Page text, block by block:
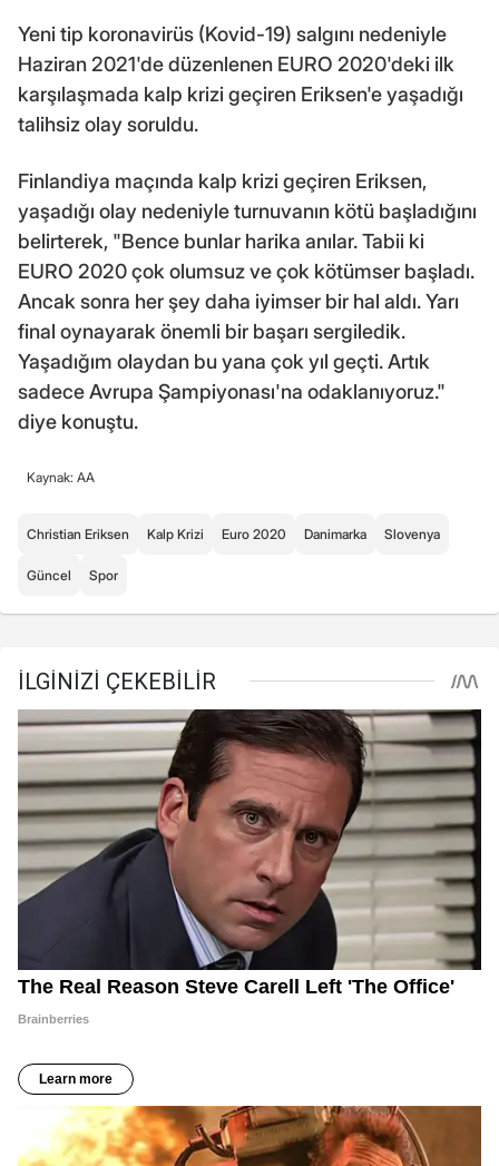
Yeni tip koronavirüs (Kovid-19) salgını nedeniyle
Haziran 2021'de düzenlenen EURO 2020'deki ilk
karşılaşmada kalp krizi geçiren Eriksen'e yaşadığı
talihsiz olay soruldu.
Finlandiya maçında kalp krizi geçiren Eriksen,
yaşadığı olay nedeniyle turnuvanın kötü başladığını
belirterek, "Bence bunlar harika anılar. Tabii ki
EURO 2020 çok olumsuz ve çok kötümser başladı.
Ancak sonra her şey daha iyimser bir hal aldı. Yarı
final oynayarak önemli bir başarı sergiledik.
Yaşadığım olaydan bu yana çok yıl geçti. Artık
sadece Avrupa Şampiyonası'na odaklanıyoruz."
diye konuştu.
Kaynak: AA
Christian Eriksen Kalp Krizi Euro 2020 Danimarka Slovenya
Güncel Spor